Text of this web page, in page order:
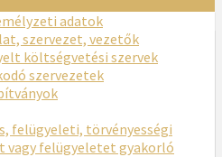
adatok
szervezet, vezetők
költségvetési szervek
szervezetek
felügyeleti, törvényességi
vagy felügyeletet gyakorló